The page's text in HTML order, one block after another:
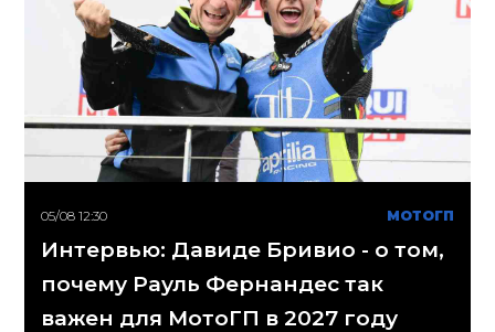
05/08 12:30 МОТОГП
Интервью: Давиде Бривио - о том,
почему Рауль Фернандес так
важен для МотоГП в 2027 году